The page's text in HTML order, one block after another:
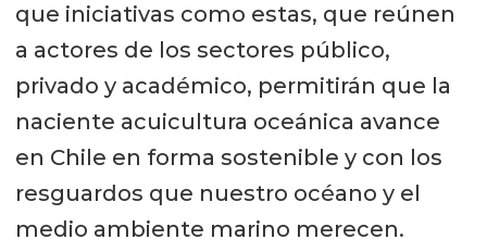
que iniciativas como estas, que reúnen
a actores de los sectores público,
privado y académico, permitirán que la
naciente acuicultura oceánica avance
en Chile en forma sostenible y con los
resguardos que nuestro océano y el
medio ambiente marino merecen.